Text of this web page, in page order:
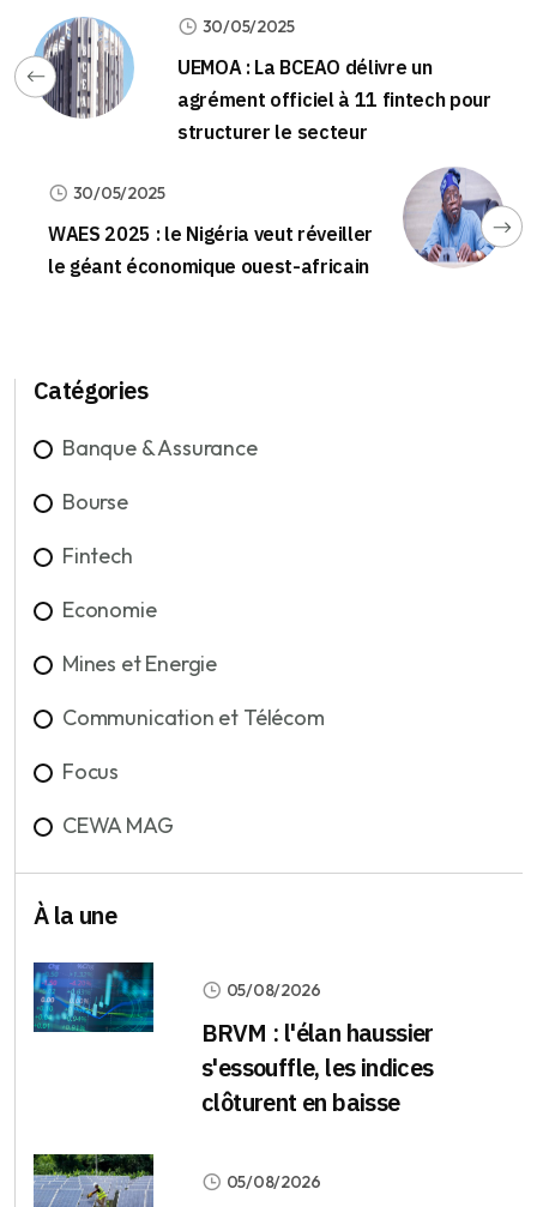
30/05/2025
UEMOA : La BCEAO délivre un
agrément officiel à 11 fintech pour
structurer le secteur
30/05/2025
WAES 2025 : le Nigéria veut réveiller
le géant économique ouest-africain
Catégories
Banque & Assurance
Bourse
Fintech
Economie
Mines et Energie
Communication et Télécom
Focus
CEWA MAG
À la une
05/08/2026
BRVM : l'élan haussier
s'essouffle, les indices
clôturent en baisse
05/08/2026